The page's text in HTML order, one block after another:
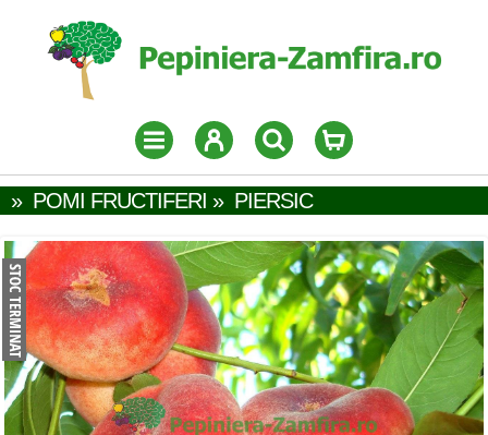
» POMI FRUCTIFERI » PIERSIC